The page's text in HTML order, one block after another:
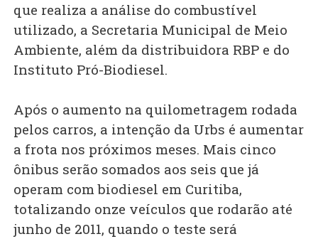
que realiza a análise do combustível
utilizado, a Secretaria Municipal de Meio
Ambiente, além da distribuidora RBP e do
Instituto Pró-Biodiesel.
Após o aumento na quilometragem rodada
pelos carros, a intenção da Urbs é aumentar
a frota nos próximos meses. Mais cinco
ônibus serão somados aos seis que já
operam com biodiesel em Curitiba,
totalizando onze veículos que rodarão até
junho de 2011, quando o teste será